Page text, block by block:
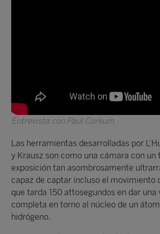
Entrevista con Paul Corkum
Las herramientas desarrolladas por
y Krausz son como una cámara con un
exposición tan asombrosamente
capaz de captar incluso el movimiento
que tarda 150 attosegundos en dar una
completa en torno al núcleo de un
hidrógeno.